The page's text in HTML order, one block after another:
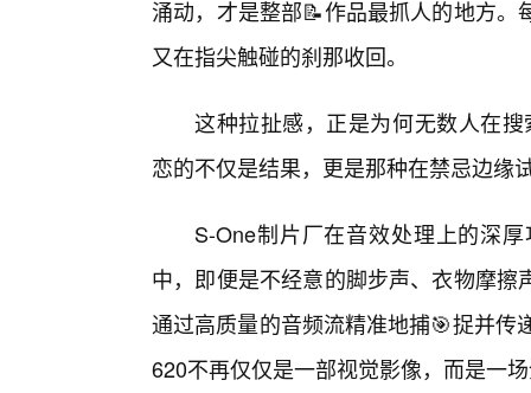
涌动，才是整部📝作品最抓人的地方
又在指尖触碰的刹那收回。
这种拉扯感，正是为何无数人在
恋的不仅是结果，更是那种在禁忌边缘
S-One制片厂在音效处理上的深
中，即便是不经意的脚步声、衣物摩
通过高质量的音频流精准地捕🎯捉并传
620不再仅仅是一部视觉影像，而是一